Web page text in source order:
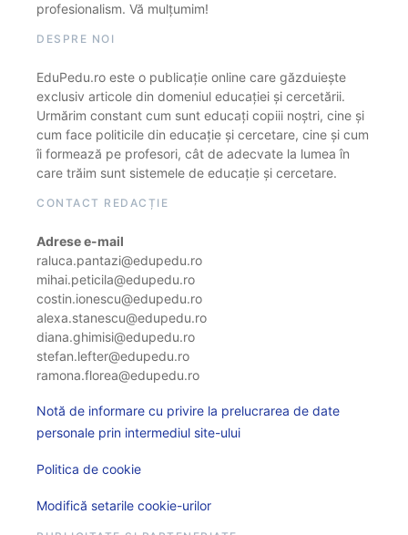
profesionalism. Vă mulțumim!
DESPRE NOI
EduPedu.ro este o publicație online care găzduiește
exclusiv articole din domeniul educației și cercetării.
Urmărim constant cum sunt educați copiii noștri, cine și
cum face politicile din educație și cercetare, cine și cum
îi formează pe profesori, cât de adecvate la lumea în
care trăim sunt sistemele de educație și cercetare.
CONTACT REDACȚIE
Adrese e-mail
raluca.pantazi@edupedu.ro
mihai.peticila@edupedu.ro
costin.ionescu@edupedu.ro
alexa.stanescu@edupedu.ro
diana.ghimisi@edupedu.ro
stefan.lefter@edupedu.ro
ramona.florea@edupedu.ro
Notă de informare cu privire la prelucrarea de date
personale prin intermediul site-ului
Politica de cookie
Modifică setarile cookie-urilor